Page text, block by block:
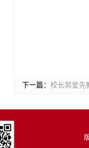
下一篇： 校长郭爱先